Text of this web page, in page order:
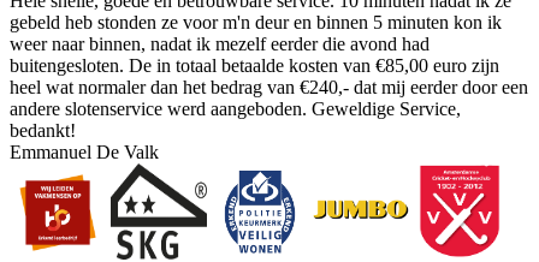
gebeld heb stonden ze voor m'n deur en binnen 5 minuten kon ik
weer naar binnen, nadat ik mezelf eerder die avond had
buitengesloten. De in totaal betaalde kosten van €85,00 euro zijn
heel wat normaler dan het bedrag van €240,- dat mij eerder door een
andere slotenservice werd aangeboden. Geweldige Service,
bedankt!
Emmanuel De Valk